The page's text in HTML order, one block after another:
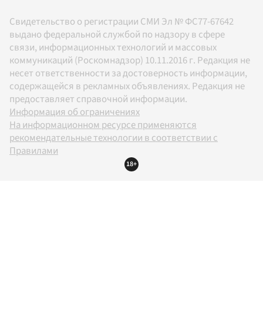
Свидетельство о регистрации СМИ Эл № ФС77-67642
выдано федеральной службой по надзору в сфере
связи, информационных технологий и массовых
коммуникаций (Роскомнадзор) 10.11.2016 г. Редакция не
несет ответственности за достоверность информации,
содержащейся в рекламных объявлениях. Редакция не
предоставляет справочной информации.
Информация об ограничениях
На информационном ресурсе применяются
рекомендательные технологии в соответствии с
Правилами
18+